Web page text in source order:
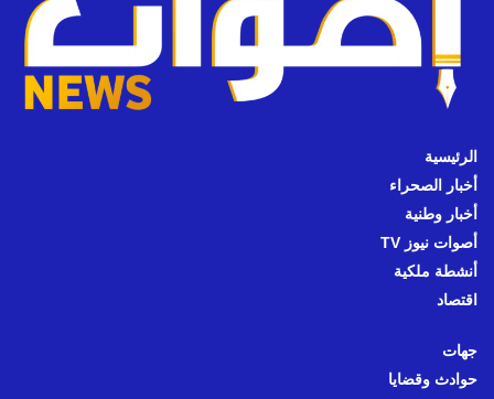
الرئيسية
أخبار الصحراء
أخبار وطنية
أصوات نيوز TV
أنشطة ملكية
اقتصاد
جهات
حوادث وقضايا